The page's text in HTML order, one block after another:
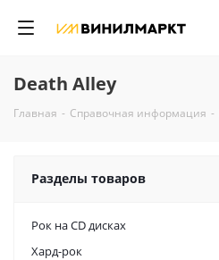
Death Alley
Главная - Справочная информация -
Разделы товаров
Рок на CD дисках
Хард-рок